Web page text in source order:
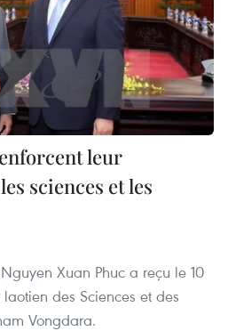
leur
sciences et les
Xuan Phuc a reçu le 10
des Sciences et des
Vongdara.